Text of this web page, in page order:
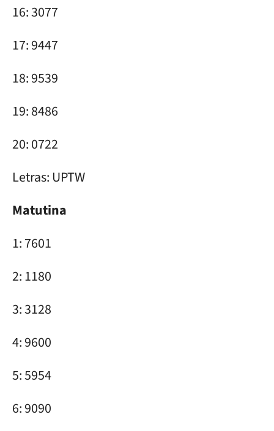
16: 3077
17: 9447
18: 9539
19: 8486
20: 0722
Letras: UPTW
Matutina
1: 7601
2: 1180
3: 3128
4: 9600
5: 5954
6: 9090